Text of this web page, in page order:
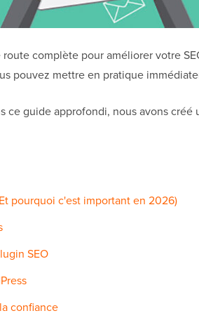
complète pour améliorer votre
pouvez mettre en pratique
ce guide approfondi, nous avons créé
pourquoi c'est important en 2026)
SEO
confiance